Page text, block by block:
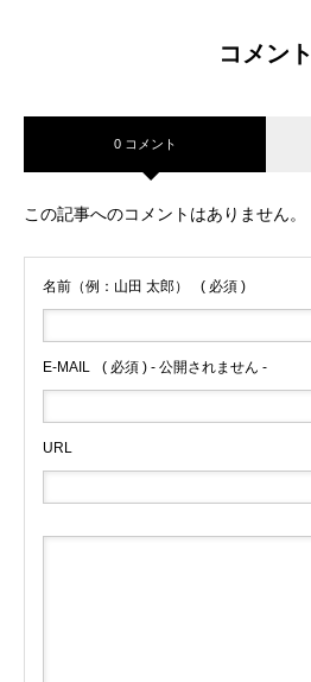
コメント
0 コメント
この記事へのコメントはありません。
名前（例：山田 太郎） ( 必須 )
E-MAIL ( 必須 ) - 公開されません -
URL